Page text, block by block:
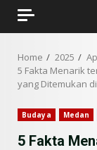
Home 2025
5 Fakta Menarik
yang Ditemukan
Budaya Medan
5 Fakta